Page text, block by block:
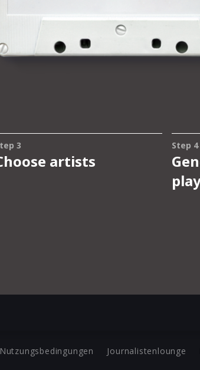
Nutzungsbedingungen Journalistenlounge